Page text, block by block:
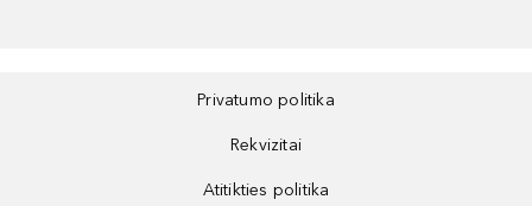
Privatumo politika
Rekvizitai
Atitikties politika